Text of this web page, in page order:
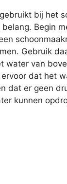
bij het
Begin
Gebruik
water van
dat het
dat er geen
kunnen